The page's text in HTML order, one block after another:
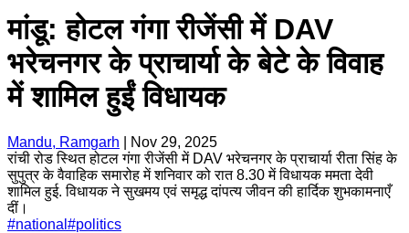
मांडू: होटल गंगा रीजेंसी में DAV
भरेचनगर के प्राचार्या के बेटे के विवाह
में शामिल हुईं विधायक
Mandu, Ramgarh
Nov 29, 2025
रांची रोड स्थित होटल गंगा रीजेंसी में DAV भरेचनगर के प्राचार्या रीता सिंह के
सुपुत्र के वैवाहिक समारोह में शनिवार को रात 8.30 में विधायक ममता देवी
शामिल हुई. विधायक ने सुखमय एवं समृद्ध दांपत्य जीवन की हार्दिक शुभकामनाएँ
दीं।
#national #politics